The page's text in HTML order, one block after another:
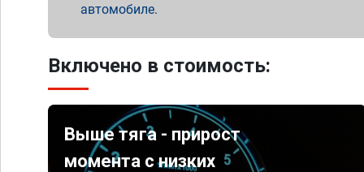
автомобиле.
Включено в стоимость:
Выше тяга - прирост
момента с низких